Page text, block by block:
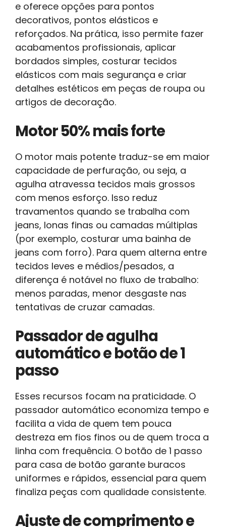
e oferece opções para pontos
decorativos, pontos elásticos e
reforçados. Na prática, isso permite fazer
acabamentos profissionais, aplicar
bordados simples, costurar tecidos
elásticos com mais segurança e criar
detalhes estéticos em peças de roupa ou
artigos de decoração.
Motor 50% mais forte
O motor mais potente traduz-se em maior
capacidade de perfuração, ou seja, a
agulha atravessa tecidos mais grossos
com menos esforço. Isso reduz
travamentos quando se trabalha com
jeans, lonas finas ou camadas múltiplas
(por exemplo, costurar uma bainha de
jeans com forro). Para quem alterna entre
tecidos leves e médios/pesados, a
diferença é notável no fluxo de trabalho:
menos paradas, menor desgaste nas
tentativas de cruzar camadas.
Passador de agulha
automático e botão de 1
passo
Esses recursos focam na praticidade. O
passador automático economiza tempo e
facilita a vida de quem tem pouca
destreza em fios finos ou de quem troca a
linha com frequência. O botão de 1 passo
para casa de botão garante buracos
uniformes e rápidos, essencial para quem
finaliza peças com qualidade consistente.
Ajuste de comprimento e